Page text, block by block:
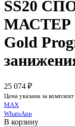
SS20
МАСТЕР
Gold
25 074 ₽
Цена указана за комплект
MAX
WhatsApp
В корзину